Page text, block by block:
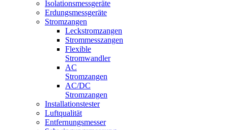
Isolationsmessgeräte
Erdungsmessgeräte
Stromzangen
Leckstromzangen
Strommesszangen
Flexible
Stromwandler
AC
Stromzangen
AC/DC
Stromzangen
Installationstester
Luftqualität
Entfernungsmesser